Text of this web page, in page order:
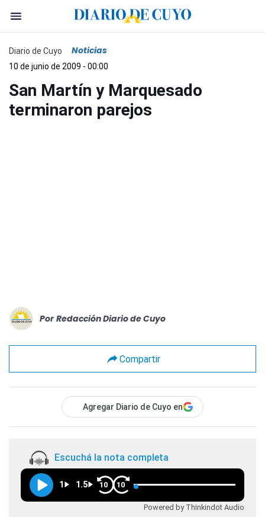
Diario de Cuyo Noticias
10 de junio de 2009 - 00:00
San Martín y Marquesado
terminaron parejos
Por Redacción Diario de Cuyo
Compartir
Agregar Diario de Cuyo en
Escuchá la nota completa
1 1.5 10 10
Powered by Thinkindot Audio